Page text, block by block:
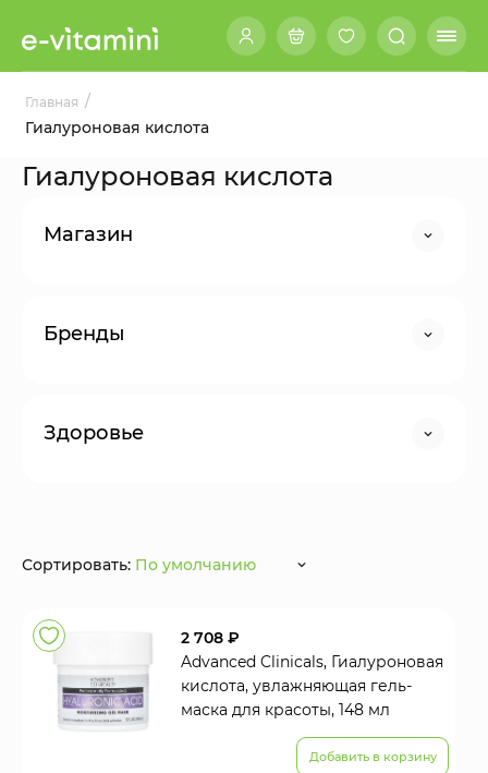
Главная /
Гиалуроновая кислота
Гиалуроновая кислота
Магазин
Бренды
Здоровье
Сортировать: По умолчанию
2 708 ₽
Advanced Clinicals, Гиалуроновая
кислота, увлажняющая гель-
маска для красоты, 148 мл
Добавить в корзину